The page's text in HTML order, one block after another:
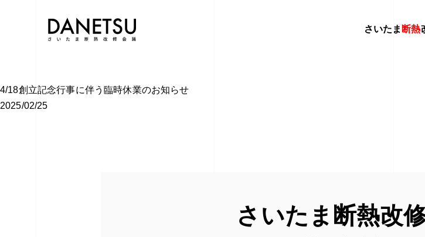
さいたま 断熱
4/18創立記念行事に伴う臨時休業のお知らせ
2025/02/25
さいたま断熱改